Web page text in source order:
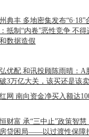
典丰 多地密集发布“6·18”
抵制“内卷”恶性竞争 不
数据造假
优配 和讯投顾陈雨晴：A
3万亿大关，该买还是该
网 南向资金净买入额达
财富 承“三中止”政策智
贷困局——以过渡性保障